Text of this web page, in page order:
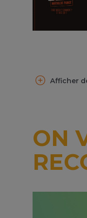
Afficher
ON